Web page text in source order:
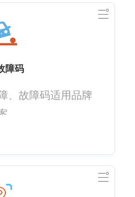
障码
、故障码适用品牌
。